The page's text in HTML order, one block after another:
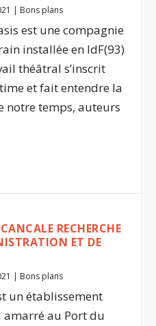
| Bons plans
est une compagnie
installée en IdF(93)
théâtral s’inscrit
et fait entendre la
notre temps, auteurs
RECHERCHE
ET DE
| Bons plans
un établissement
au Port du